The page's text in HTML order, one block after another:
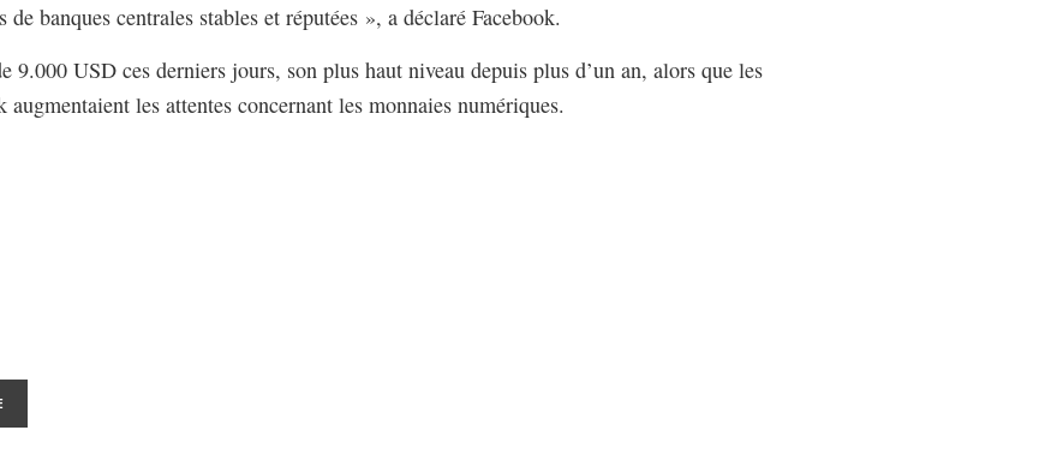
banques centrales stables et réputées », a déclaré Facebook.
9.000 USD ces derniers jours, son plus haut niveau depuis plus d’un an, alors que les
les attentes concernant les monnaies numériques.